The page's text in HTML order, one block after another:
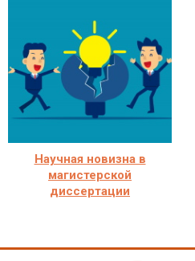
Научная новизна в
магистерской
диссертации